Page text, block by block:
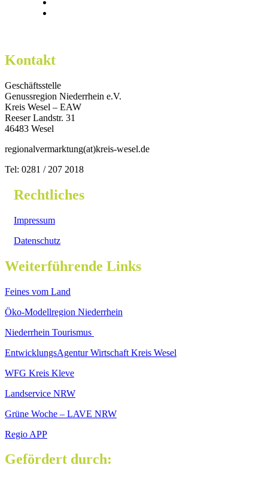
Kontakt
Geschäftsstelle
Genussregion Niederrhein e.V.
Kreis Wesel – EAW
Reeser Landstr. 31
46483 Wesel
regionalvermarktung(at)kreis-wesel.de
Tel: 0281 / 207 2018
Rechtliches
Impressum
Datenschutz
Weiterführende Links
Feines vom Land
Öko-Modellregion Niederrhein
Niederrhein Tourismus
EntwicklungsAgentur Wirtschaft Kreis Wesel
WFG Kreis Kleve
Landservice NRW
Grüne Woche – LAVE NRW
Regio APP
Gefördert durch: